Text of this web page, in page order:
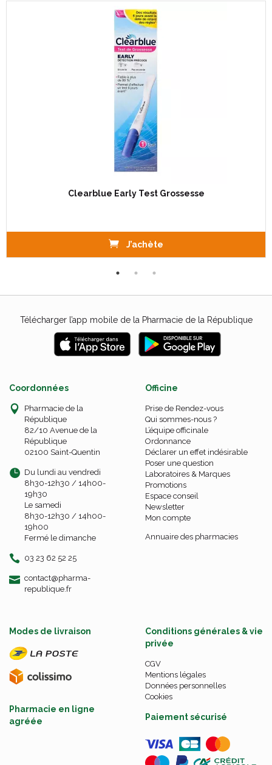
Clearblue Early Test Grossesse
J’achète
Télécharger l’app mobile de la Pharmacie de la République
Coordonnées
Pharmacie de la
République
82/10 Avenue de la
République
02100 Saint-Quentin
Du lundi au vendredi
8h30-12h30 / 14h00-
19h30
Le samedi
8h30-12h30 / 14h00-
19h00
Fermé le dimanche
03 23 62 52 25
contact-
@-
pharma-
republique.fr
Officine
Prise de Rendez-vous
Qui sommes-nous ?
L’équipe officinale
Ordonnance
Déclarer un effet indésirable
Poser une question
Laboratoires & Marques
Promotions
Espace conseil
Newsletter
Mon compte
Annuaire des pharmacies
Modes de livraison
Pharmacie en ligne
agréée
Conditions générales & vie
privée
CGV
Mentions légales
Données personnelles
Cookies
Paiement sécurisé